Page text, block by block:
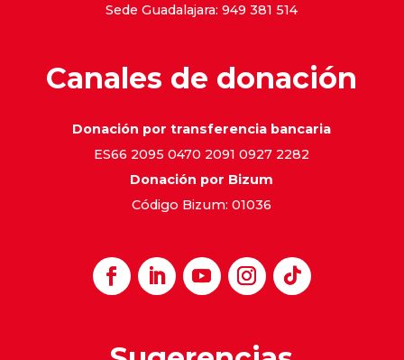
Sede Guadalajara: 949 381 514
Canales de donación
Donación por transferencia bancaria
ES66 2095 0470 2091 0927 2282
Donación por Bizum
Código Bizum: 01036